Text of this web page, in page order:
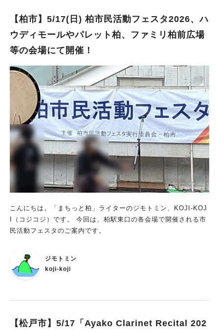
【柏市】5/17(日) 柏市民活動フェスタ2026、ハ
ウディモールやパレット柏、ファミリ柏前広場
等の会場にて開催！
こんにちは。「まちっと柏」ライターのジモトミン、KOJI-KOJ
I（コジコジ）です。 今回は、柏駅東口の各会場で開催される市
民活動フェスタのご案内です。
ジモトミン
koji-koji
【松戸市】5/17「Ayako Clarinet Recital 202